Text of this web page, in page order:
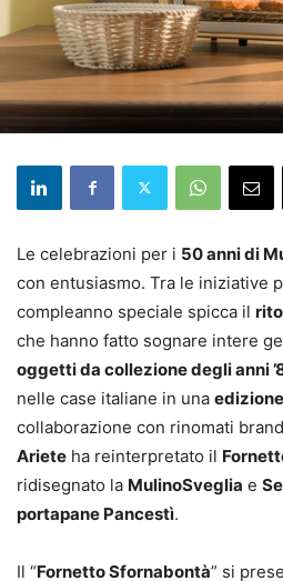
Le celebrazioni per i 50 anni di
con entusiasmo. Tra le iniziative
compleanno speciale spicca il
che hanno fatto sognare intere
oggetti da collezione degli anni
nelle case italiane in una
collaborazione con rinomati
Ariete ha reinterpretato il
ridisegnato la MulinoSveglia e
portapane Pancestì.
Il “Fornetto Sfornabontà” si